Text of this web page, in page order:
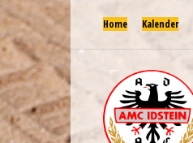
Home Kalender